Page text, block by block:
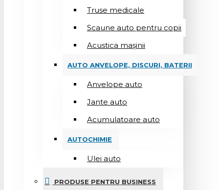
Truse medicale
Scaune auto pentru copii
Acustica mașinii
AUTO ANVELOPE, DISCURI, BATERII
Anvelope auto
Jante auto
Acumulatoare auto
AUTOCHIMIE
Ulei auto
PRODUSE PENTRU BUSINESS